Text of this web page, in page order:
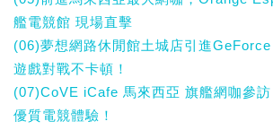
艦電競館 現場直擊
(06)夢想網路休閒館土城店引進
遊戲對戰不卡頓！
(07)CoVE iCafe 馬來西亞 旗艦網咖參
優質電競體驗！